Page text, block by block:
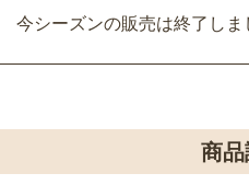
今シーズンの販売は終了しま
商品